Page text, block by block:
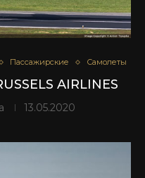
Пассажирские Самолеты
AIRLINES
13.05.2020